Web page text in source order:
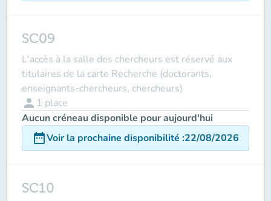
SC09
L'accès à la salle des chercheurs est réservé aux
titulaires de la carte Recherche (doctorants,
enseignants-chercheurs, chercheurs)
person 1 place
Aucun créneau disponible pour aujourd'hui
date_rangeVoir la prochaine disponibilité :22/08/2026
SC10